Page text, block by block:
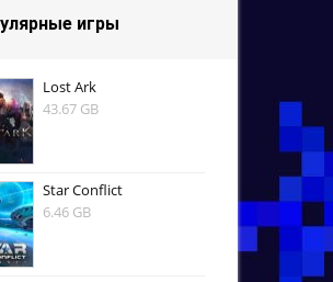
игры
Lost Ark
43.67 GB
Star Conflict
6.46 GB